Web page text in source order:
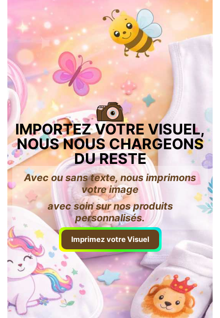
IMPORTEZ VOTRE VISUEL,
NOUS NOUS CHARGEONS
DU RESTE
Avec ou sans texte, nous imprimons
votre image
avec soin sur nos produits
personnalisés.
Imprimez votre Visuel